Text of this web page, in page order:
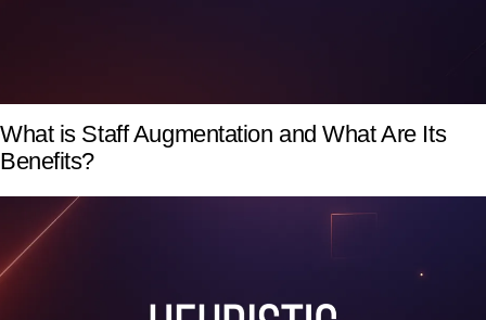
What is Staff Augmentation and What Are Its
Benefits?